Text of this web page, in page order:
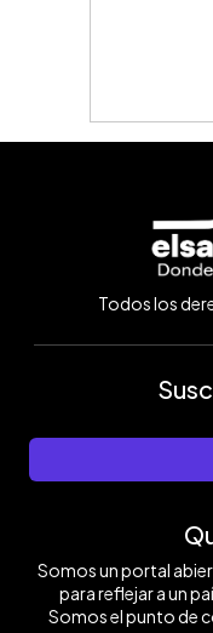
Todos los
Somos un portal
para reflejar a un
Somos el punto de